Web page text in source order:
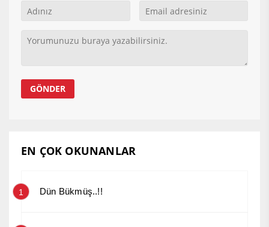
EN ÇOK OKUNANLAR
1 Dün Bükmüş..!!